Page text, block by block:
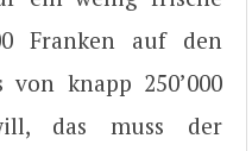
Franken auf den
von knapp 250’000
das muss der